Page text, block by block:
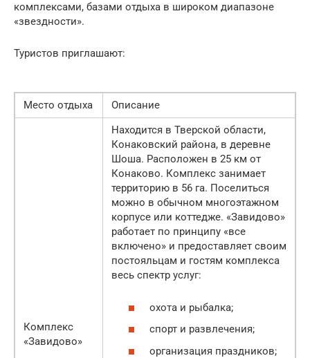
комплексами, базами отдыха в широком диапазоне
«звездности».
Туристов приглашают:
Место отдыха Описание
Комплекс
«Завидово»
Находится в Тверской области,
Конаковский района, в деревне
Шоша. Расположен в 25 км от
Конаково. Комплекс занимает
территорию в 56 га. Поселиться
можно в обычном многоэтажном
корпусе или коттедже. «Завидово»
работает по принципу «все
включено» и предоставляет своим
постояльцам и гостям комплекса
весь спектр услуг:
охота и рыбалка;
спорт и развлечения;
организация праздников;